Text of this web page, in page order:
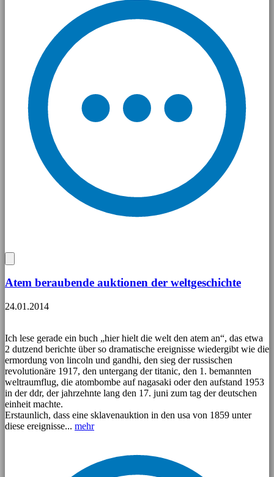
Atem beraubende auktionen der weltgeschichte
24.01.2014
Ich lese gerade ein buch „hier hielt die welt den atem an“, das etwa
2 dutzend berichte über so dramatische ereignisse wiedergibt wie die
ermordung von lincoln und gandhi, den sieg der russischen
revolutionäre 1917, den untergang der titanic, den 1. bemannten
weltraumflug, die atombombe auf nagasaki oder den aufstand 1953
in der ddr, der jahrzehnte lang den 17. juni zum tag der deutschen
einheit machte.
Erstaunlich, dass eine sklavenauktion in den usa von 1859 unter
diese ereignisse... mehr